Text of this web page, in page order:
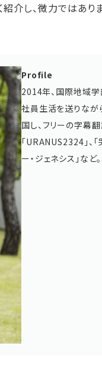
介し、微力ではあ
Profile
2014年、国際地域学
社員生活を送りなが
国し、フリーの字幕
「URANUS2324」、「
ー・ジェネシス」など。